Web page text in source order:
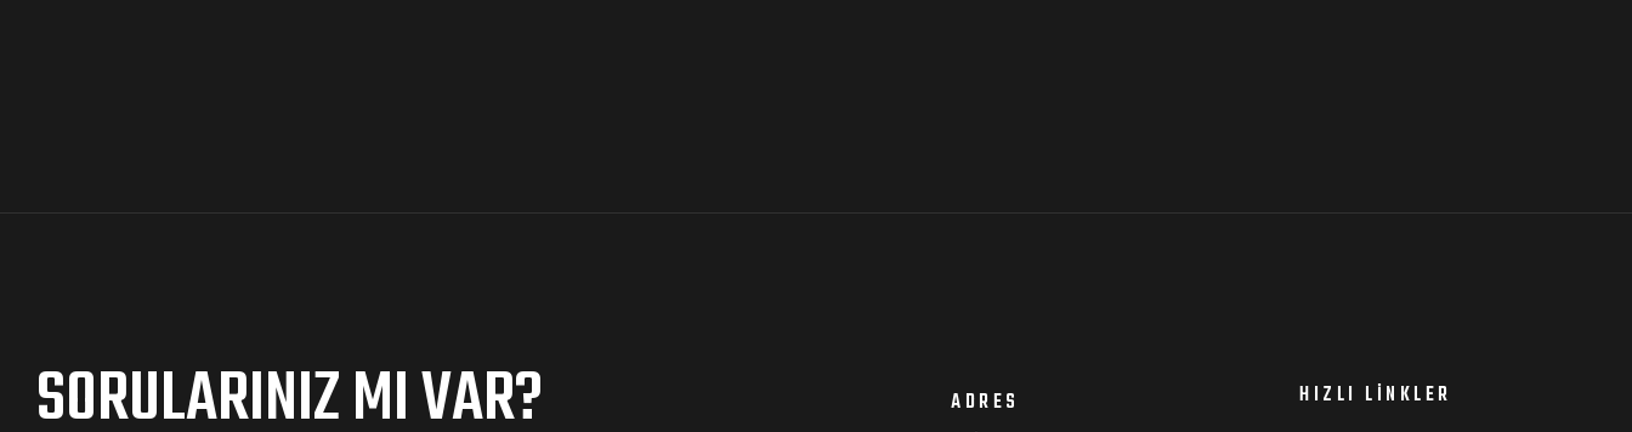
SORULARINIZ MI VAR? ADRES HIZLI LINKLER